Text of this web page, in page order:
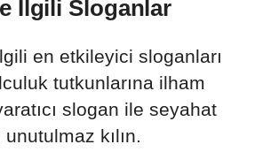
İlgili Sloganlar
en etkileyici sloganları
tutkunlarına ilham
slogan ile seyahat
kılın.